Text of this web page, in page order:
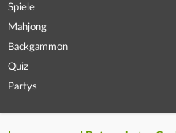
Spiele
Mahjong
Backgammon
Quiz
Partys